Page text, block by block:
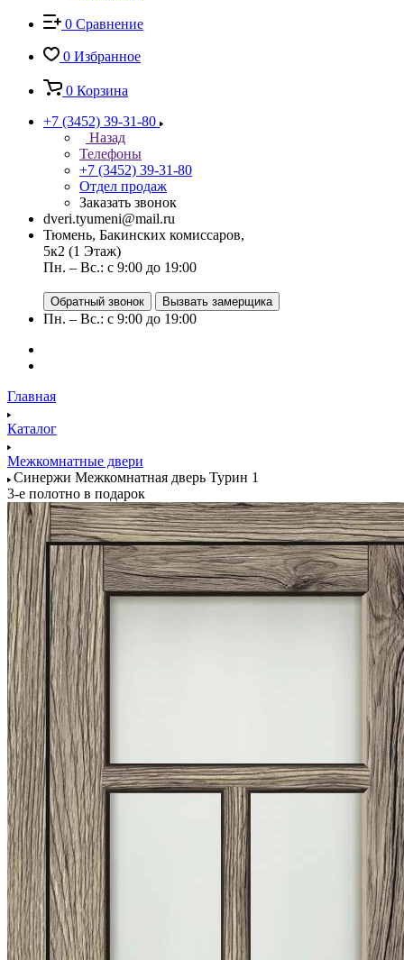
0 Сравнение
0 Избранное
0 Корзина
+7 (3452) 39-31-80
Назад
Телефоны
+7 (3452) 39-31-80
Отдел продаж
Заказать звонок
dveri.tyumeni@mail.ru
Тюмень, Бакинских комиссаров,
5к2 (1 Этаж)
Пн. – Вс.: с 9:00 до 19:00
Обратный звонок Вызвать замерщика
Пн. – Вс.: с 9:00 до 19:00
Главная
Каталог
Межкомнатные двери
Синержи Межкомнатная дверь Турин 1
3-е полотно в подарок